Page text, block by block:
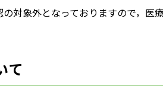
対象外となっておりますので，
て